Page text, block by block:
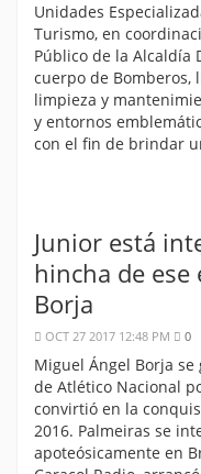
Unidades
Turismo, en
Público de la
cuerpo de Bomberos,
limpieza y
y entornos
con el fin de brindar
Junior está
hincha de
Borja
OCT 27 2017 12:48 PM 0
Miguel Ángel Borja
de Atlético Nacional
convirtió en la
2016. Palmeiras se
apoteósicamente en